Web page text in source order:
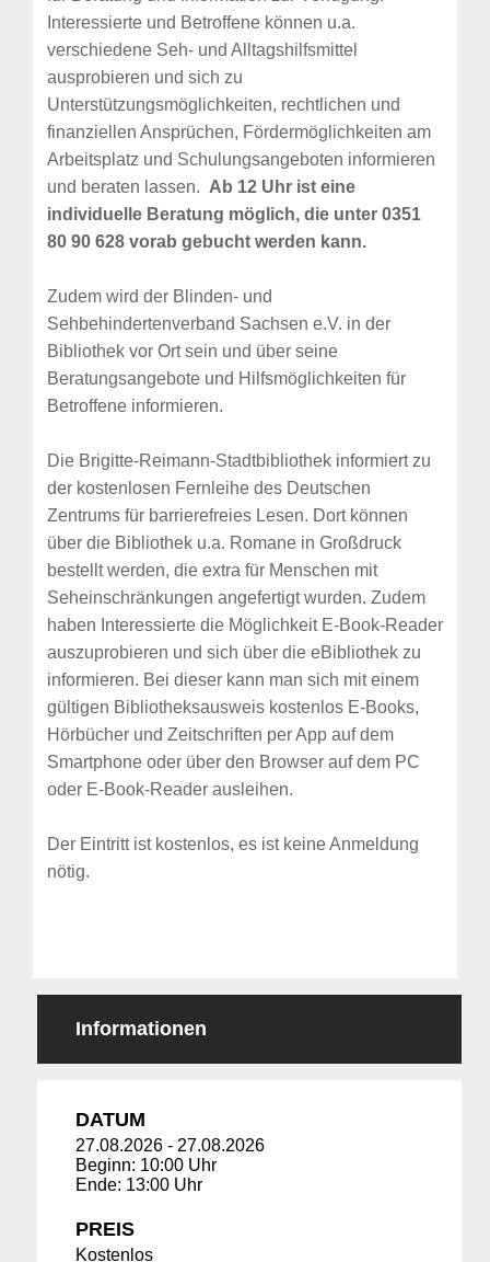
Interessierte und Betroffene können u.a.
verschiedene Seh- und Alltagshilfsmittel
ausprobieren und sich zu
Unterstützungsmöglichkeiten, rechtlichen und
finanziellen Ansprüchen, Fördermöglichkeiten am
Arbeitsplatz und Schulungsangeboten informieren
und beraten lassen. Ab 12 Uhr ist eine
individuelle Beratung möglich, die unter 0351
80 90 628 vorab gebucht werden kann.
Zudem wird der Blinden- und
Sehbehindertenverband Sachsen e.V. in der
Bibliothek vor Ort sein und über seine
Beratungsangebote und Hilfsmöglichkeiten für
Betroffene informieren.
Die Brigitte-Reimann-Stadtbibliothek informiert zu
der kostenlosen Fernleihe des Deutschen
Zentrums für barrierefreies Lesen. Dort können
über die Bibliothek u.a. Romane in Großdruck
bestellt werden, die extra für Menschen mit
Seheinschränkungen angefertigt wurden. Zudem
haben Interessierte die Möglichkeit E-Book-Reader
auszuprobieren und sich über die eBibliothek zu
informieren. Bei dieser kann man sich mit einem
gültigen Bibliotheksausweis kostenlos E-Books,
Hörbücher und Zeitschriften per App auf dem
Smartphone oder über den Browser auf dem PC
oder E-Book-Reader ausleihen.
Der Eintritt ist kostenlos, es ist keine Anmeldung
nötig.
Informationen
DATUM
27.08.2026 - 27.08.2026
Beginn: 10:00 Uhr
Ende: 13:00 Uhr
PREIS
Kostenlos